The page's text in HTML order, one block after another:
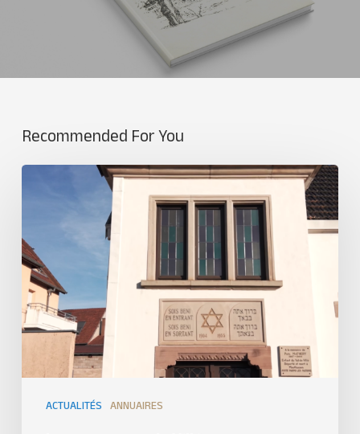
Recommended For You
ACTUALITÉS ANNUAIRES